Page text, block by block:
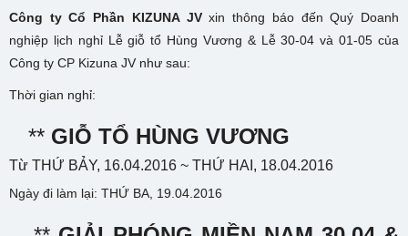
Công ty Cổ Phần KIZUNA JVxin thông báo đến Quý Doanh
nghiệp lịch nghỉ Lễ giỗ tổ Hùng Vương & Lễ 30-04 và 01-05 của
Công ty CP Kizuna JV như sau:
Thời gian nghỉ:
** GIỖ TỔ HÙNG VƯƠNG
Từ THỨ BẢY, 16.04.2016 ~ THỨ HAI, 18.04.2016
Ngày đi làm lại: THỨ BA, 19.04.2016